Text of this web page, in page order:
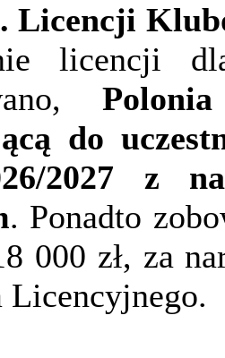
Licencji
licencji
do
2027 z
. Ponadto
000 zł, za
Licencyjnego.